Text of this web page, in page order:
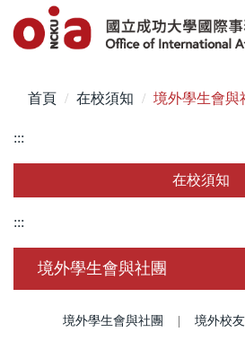
到
區
首頁 在校須知 境外學生會與
:::
在校須知
簽證/ 居留證/ 入臺證件
:::
境外學生會與社團
境外學生會與社團 | 境外校